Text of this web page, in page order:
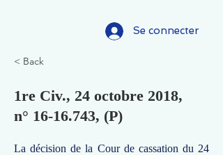
Se connecter
< Back
1re Civ., 24 octobre 2018,
n° 16-16.743, (P)
La décision de la Cour de cassation du 24